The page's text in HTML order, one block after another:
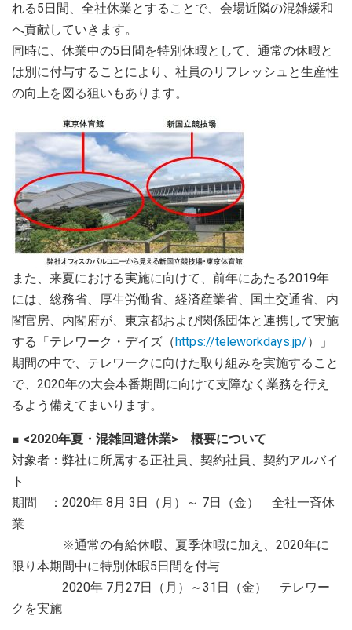
れる5日間、全社休業とすることで、会場近隣の混雑緩和
へ貢献していきます。
同時に、休業中の5日間を特別休暇として、通常の休暇と
は別に付与することにより、社員のリフレッシュと生産性
の向上を図る狙いもあります。
また、来夏における実施に向けて、前年にあたる2019年
には、総務省、厚生労働省、経済産業省、国土交通省、内
閣官房、内閣府が、東京都および関係団体と連携して実施
する「テレワーク・デイズ（https://teleworkdays.jp/）」
期間の中で、テレワークに向けた取り組みを実施すること
で、2020年の大会本番期間に向けて支障なく業務を行え
るよう備えてまいります。
■ <2020年夏・混雑回避休業> 概要について
対象者：弊社に所属する正社員、契約社員、契約アルバイ
ト
期間 ：2020年 8月 3日（月）～ 7日（金） 全社一斉休
業
※通常の有給休暇、夏季休暇に加え、2020年に
限り本期間中に特別休暇5日間を付与
2020年 7月27日（月）～31日（金） テレワー
クを実施